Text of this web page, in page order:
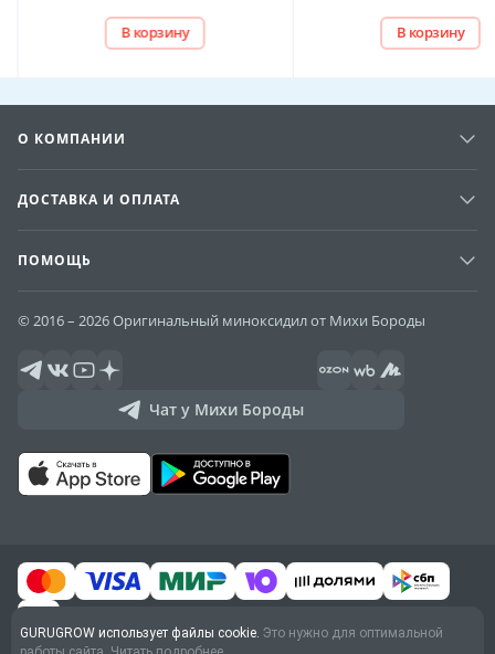
В корзину В корзину
О КОМПАНИИ
ДОСТАВКА И ОПЛАТА
ПОМОЩЬ
© 2016 – 2026 Оригинальный миноксидил от Михи Бороды
Чат у Михи Бороды
GURUGROW использует файлы cookie. Это нужно для оптимальной